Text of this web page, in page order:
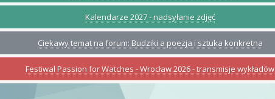
Kalendarze 2027 - nadsyłanie zdjęć
Ciekawy temat na forum: Budziki a poezja i sztuka konkretna
Festiwal Passion for Watches - Wrocław 2026 - transmisje wykładów